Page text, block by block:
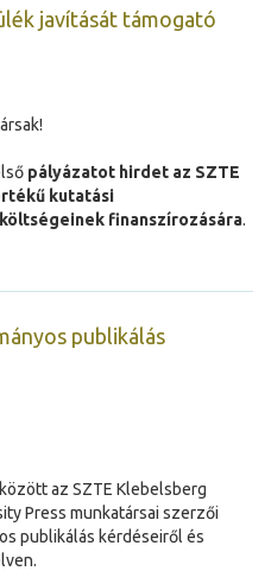
javítását támogató
pályázatot hirdet az SZTE
kutatási
finanszírozására.
publikálás
az SZTE Klebelsberg
Press munkatársai szerzői
publikálás kérdéseiről és